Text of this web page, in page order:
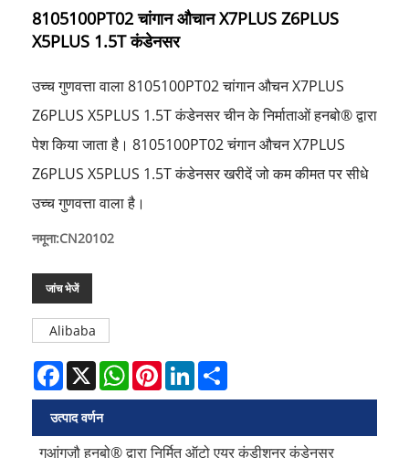
8105100PT02 चांगान औचान X7PLUS Z6PLUS
X5PLUS 1.5T कंडेनसर
उच्च गुणवत्ता वाला 8105100PT02 चांगान औचन X7PLUS
Z6PLUS X5PLUS 1.5T कंडेनसर चीन के निर्माताओं हनबो® द्वारा
पेश किया जाता है। 8105100PT02 चंगान औचन X7PLUS
Z6PLUS X5PLUS 1.5T कंडेनसर खरीदें जो कम कीमत पर सीधे
उच्च गुणवत्ता वाला है।
नमूना:CN20102
जांच भेजें
Alibaba
Facebook
X WhatsAppPinterestLinkedIn
उत्पाद वर्णन
गुआंगज़ौ हनबो® द्वारा निर्मित ऑटो एयर कंडीशनर कंडेनसर